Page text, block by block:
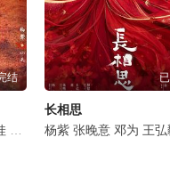
刘敏涛
章煜奇 杜双宇 杨潇然 夏志卿
结
王弘毅 檀健次
长相思
杨紫 张晚意 邓为 王弘